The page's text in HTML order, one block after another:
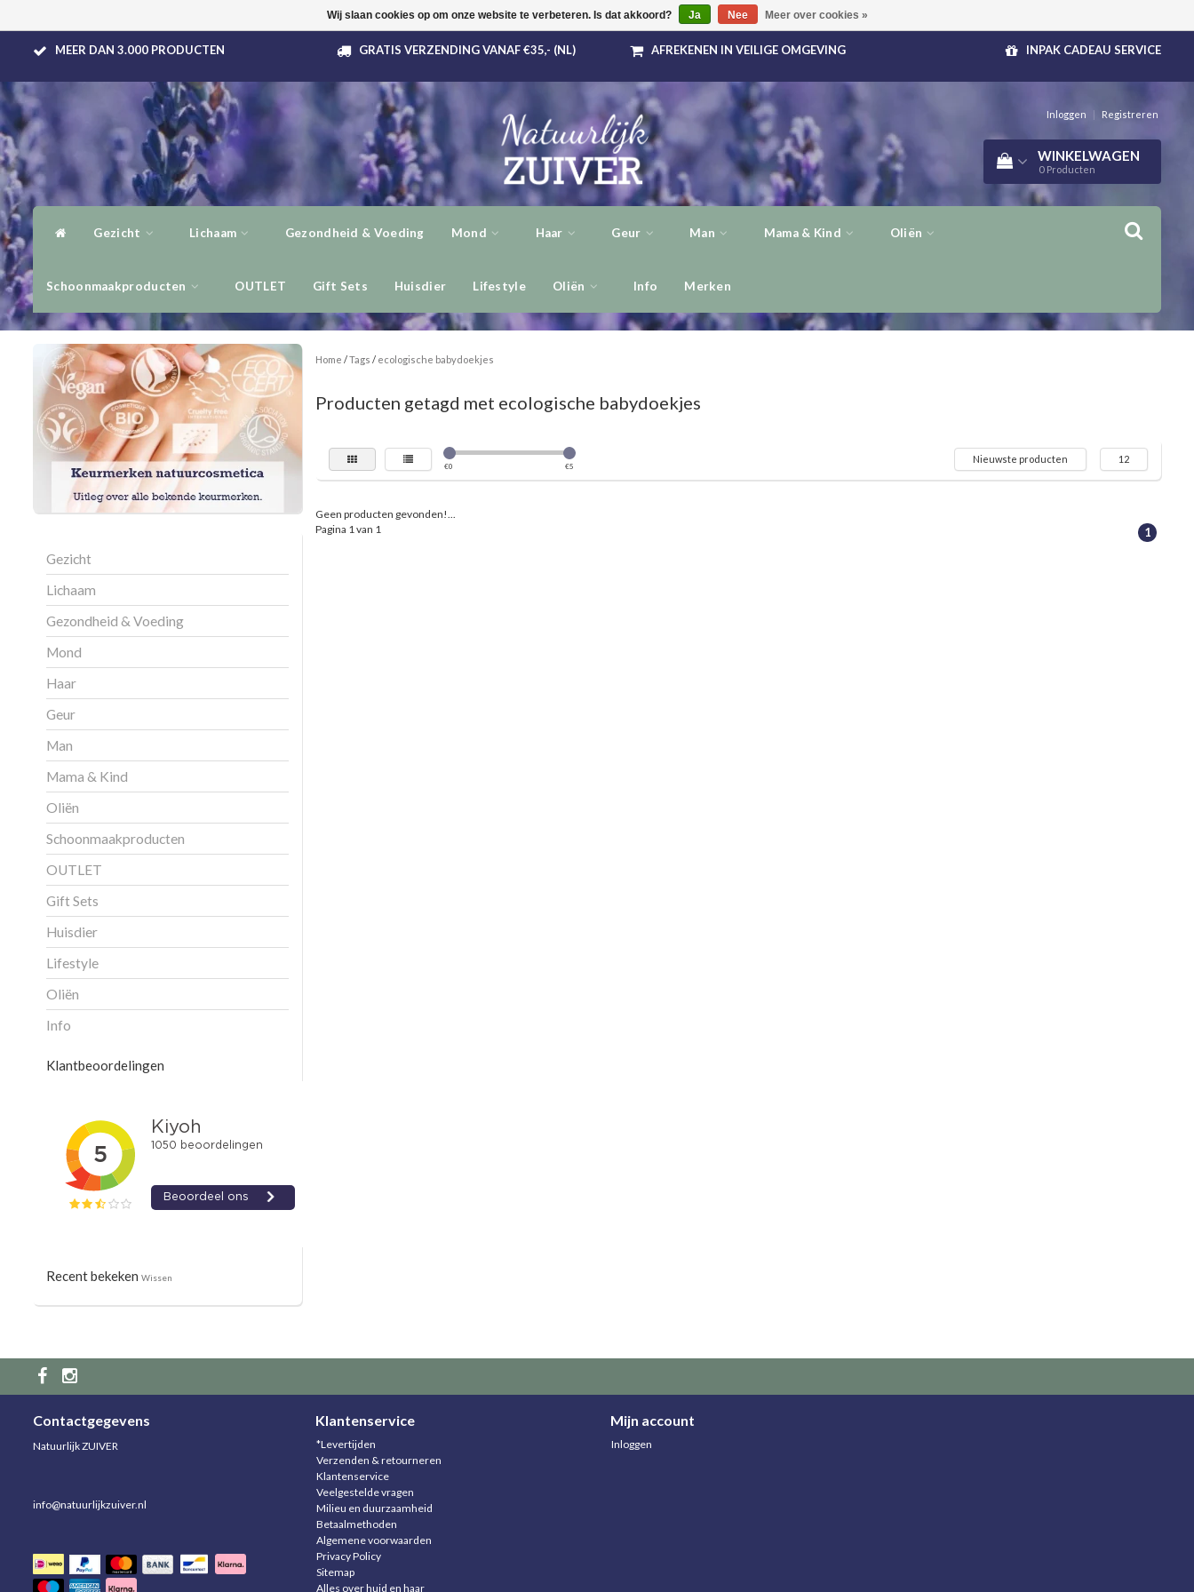
MEER DAN 3.000 PRODUCTEN GRATIS VERZENDING VANAF €35,- (NL) AFREKENEN IN VEILIGE OMGEVING INPAK CADEAU SERVICE
Inloggen | Registreren
WINKELWAGEN
0 Producten
Gezicht Lichaam Gezondheid & Voeding Mond Haar Geur Man Mama & Kind Oliën
Schoonmaakproducten OUTLET Gift Sets Huisdier Lifestyle Oliën Info Merken
Gezicht
Lichaam
Gezondheid & Voeding
Mond
Haar
Geur
Man
Mama & Kind
Oliën
Schoonmaakproducten
OUTLET
Gift Sets
Huisdier
Lifestyle
Oliën
Info
Klantbeoordelingen
Recent bekeken Wissen
Home /Tags / ecologische babydoekjes
Producten getagd met ecologische babydoekjes
€0 €5
Nieuwste producten 12
Geen producten gevonden!...
Pagina 1 van 1
1
Contactgegevens
Natuurlijk ZUIVER
info@natuurlijkzuiver.nl
Klantenservice
*Levertijden
Verzenden & retourneren
Klantenservice
Veelgestelde vragen
Milieu en duurzaamheid
Betaalmethoden
Algemene voorwaarden
Privacy Policy
Sitemap
Alles over huid en haar
Mijn account
Inloggen
Wij slaan cookies op om onze website te verbeteren. Is dat akkoord? Ja Nee Meer over cookies »